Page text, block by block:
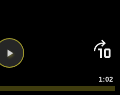
Videoyu
1:02